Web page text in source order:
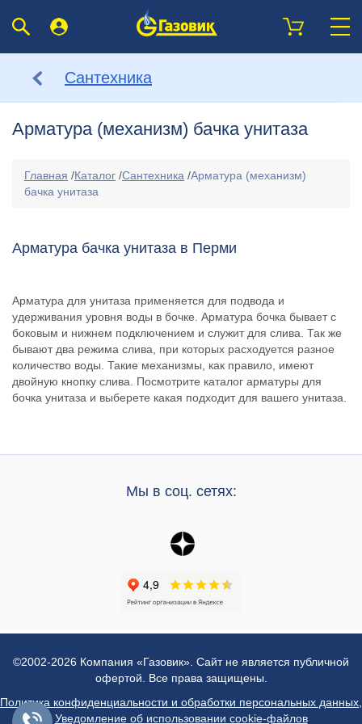
Сантехника
Арматура (механизм) бачка унитаза
Главная /Каталог /Сантехника /Арматура (механизм)
бачка унитаза
Арматура бачка унитаза в Перми
Арматура для унитаза применяется для подвода и
удерживания уровня воды в бочке. Арматура бочка бывает с
боковым и нижнем подключением и служит для слива. Так же
бывают два режима слива, при которых расходуется разное
количество воды. Такие механизмы, как правило, имеют
двойную кнопку слива. Посмотрите каталог арматуры для
бочка унитаза и выберете какая подходит для вашего унитаза.
Мы в соц. сетях:
©2002-2026 Компания «Газовик». Сайт не является публичной
офертой. Все права защищены.
Политика конфиденциальности и обработки персональных данных
Уведомление об использовании cookie-файлов